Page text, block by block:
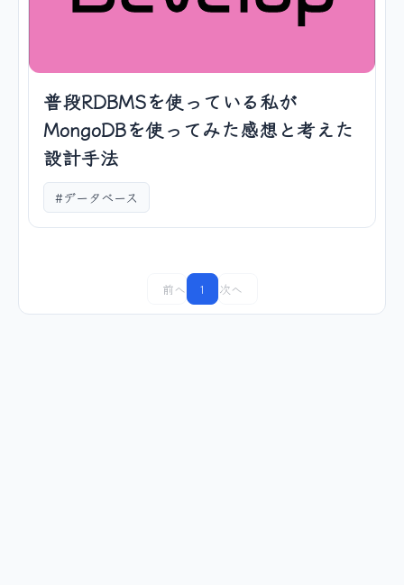
普段RDBMSを使っている私が
MongoDBを使ってみた感想と考えた
設計手法
#データベース
前へ 1 次へ